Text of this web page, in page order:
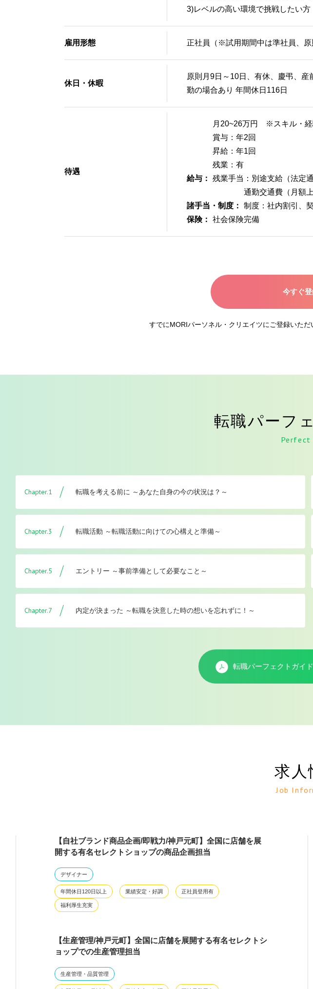
3)レベルの高い環境で挑戦したい方
雇用形態 正社員（※試用期間中は準社員、原
休日・休暇
原則月9日～10日、有休、慶弔、
勤の場合あり 年間休日116日
待遇
給与：
月20~26万円 ※スキル・経
賞与：年2回
昇給：年1回
残業：有
残業手当：別途支給（法定通
諸手当・制度：
通勤交通費（月額
制度：社内割引、
保険：
社会保険完備
今すぐ
すでにMORIパーソネル・クリエイツにご登録いただ
転職パーフ
Perfect
Chapter.1 転職を考える前に ～あなた自身の今の状況は？～
Chapter.3 転職活動 ～転職活動に向けての心構えと準備～
Chapter.5 エントリー ～事前準備として必要なこと～
Chapter.7 内定が決まった ～転職を決意した時の想いを忘れずに！～
転職パーフェクトガイ
求人
Job
【自社ブランド商品企画/即戦力/神戸元町】全国に店舗を展
開する有名セレクトショップの商品企画担当
デザイナー
年間休日120日以上 業績安定・好調 正社員登用有
福利厚生充実
【生産管理/神戸元町】全国に店舗を展開する有名セレクトシ
ョップでの生産管理担当
生産管理・品質管理